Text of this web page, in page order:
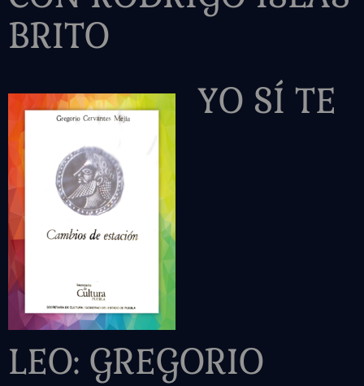
BRITO
YO SÍ TE
LEO: GREGORIO